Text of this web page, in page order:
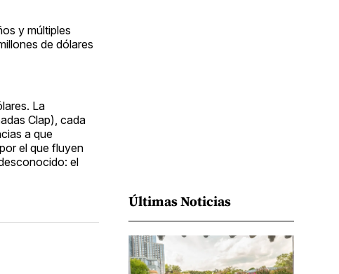
y múltiples
de dólares
La
Clap), cada
a que
el que fluyen
el
Últimas Noticias